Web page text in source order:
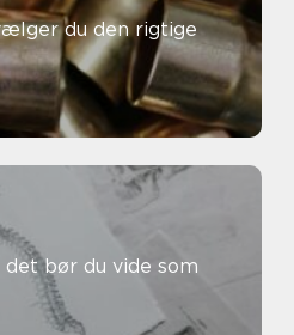
bør du vide som